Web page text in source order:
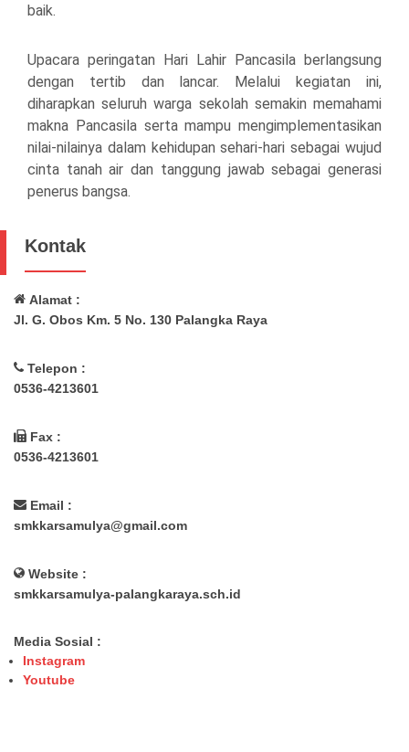
baik.
Upacara peringatan Hari Lahir Pancasila berlangsung
dengan tertib dan lancar. Melalui kegiatan ini,
diharapkan seluruh warga sekolah semakin memahami
makna Pancasila serta mampu mengimplementasikan
nilai-nilainya dalam kehidupan sehari-hari sebagai wujud
cinta tanah air dan tanggung jawab sebagai generasi
penerus bangsa.
Kontak
Alamat :
Jl. G. Obos Km. 5 No. 130 Palangka Raya
Telepon :
0536-4213601
Fax :
0536-4213601
Email :
smkkarsamulya@gmail.com
Website :
smkkarsamulya-palangkaraya.sch.id
Media Sosial :
Instagram
Youtube